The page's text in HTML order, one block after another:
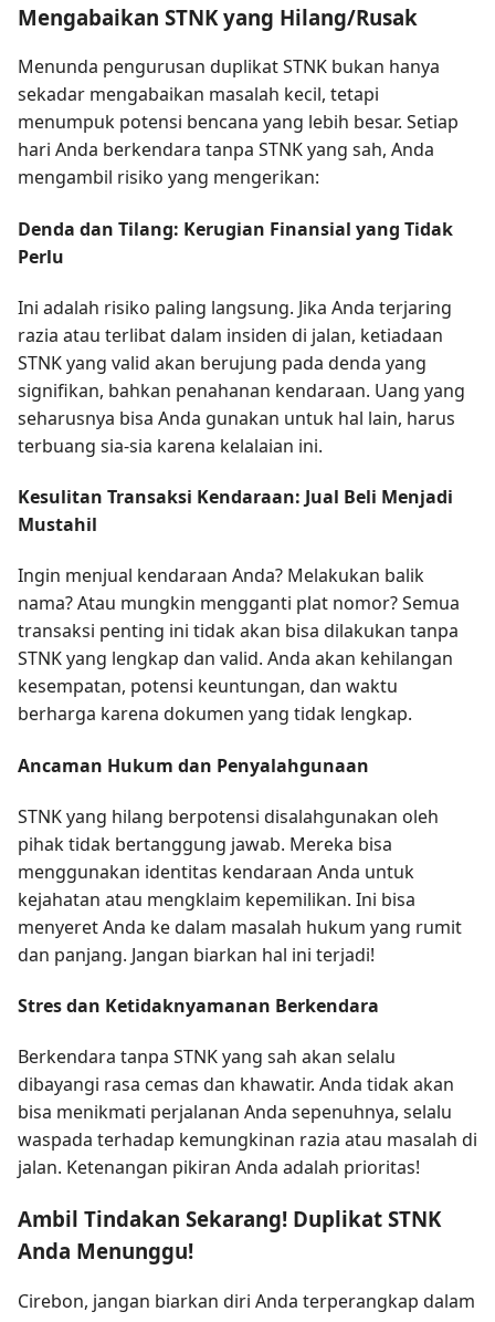
Mengabaikan STNK yang Hilang/Rusak
Menunda pengurusan duplikat STNK bukan hanya
sekadar mengabaikan masalah kecil, tetapi
menumpuk potensi bencana yang lebih besar. Setiap
hari Anda berkendara tanpa STNK yang sah, Anda
mengambil risiko yang mengerikan:
Denda dan Tilang: Kerugian Finansial yang Tidak
Perlu
Ini adalah risiko paling langsung. Jika Anda terjaring
razia atau terlibat dalam insiden di jalan, ketiadaan
STNK yang valid akan berujung pada denda yang
signifikan, bahkan penahanan kendaraan. Uang yang
seharusnya bisa Anda gunakan untuk hal lain, harus
terbuang sia-sia karena kelalaian ini.
Kesulitan Transaksi Kendaraan: Jual Beli Menjadi
Mustahil
Ingin menjual kendaraan Anda? Melakukan balik
nama? Atau mungkin mengganti plat nomor? Semua
transaksi penting ini tidak akan bisa dilakukan tanpa
STNK yang lengkap dan valid. Anda akan kehilangan
kesempatan, potensi keuntungan, dan waktu
berharga karena dokumen yang tidak lengkap.
Ancaman Hukum dan Penyalahgunaan
STNK yang hilang berpotensi disalahgunakan oleh
pihak tidak bertanggung jawab. Mereka bisa
menggunakan identitas kendaraan Anda untuk
kejahatan atau mengklaim kepemilikan. Ini bisa
menyeret Anda ke dalam masalah hukum yang rumit
dan panjang. Jangan biarkan hal ini terjadi!
Stres dan Ketidaknyamanan Berkendara
Berkendara tanpa STNK yang sah akan selalu
dibayangi rasa cemas dan khawatir. Anda tidak akan
bisa menikmati perjalanan Anda sepenuhnya, selalu
waspada terhadap kemungkinan razia atau masalah di
jalan. Ketenangan pikiran Anda adalah prioritas!
Ambil Tindakan Sekarang! Duplikat STNK
Anda Menunggu!
Cirebon, jangan biarkan diri Anda terperangkap dalam